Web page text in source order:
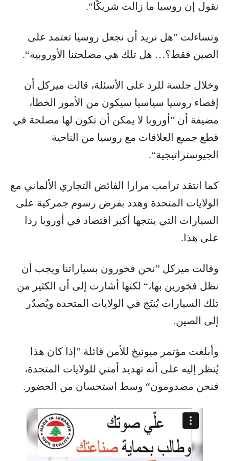
نقول إن روسيا ما زالت شريكًا“.
وتساءلت ”هل نريد أن نجعل روسيا تعتمد على
الصين فقط؟… هل تلك هي مصلحتنا الأوروبية“.
وخلال جلسة للرد على الأسئلة، قالت ميركل أن
إقصاء روسيا سياسيا سيكون من الأمور الخطأ،
مضيفة أن ”أوروبا لا يمكن أن تكون لها مصلحة في
قطع جميع العلاقات مع روسيا من الناحية
الجيوستراتيجية“.
كما انتقد ترامب مرارا الفائض التجاري الألماني مع
الولايات المتحدة وهدد بفرض رسوم جمركية على
السيارات التي ينتجها أكبر اقتصاد في أوروبا ردا
على هذا.
وقالت ميركل ”نحن فخورون بسياراتنا ويجب أن
نظل فخورين بها،“ لكنها أشارت إلى أن الكثير من
تلك السيارات يُنتَج في الولايات المتحدة ويُصدّر
إلى الصين.
وأبلغت مؤتمر ميونيخ للأمن قائلة ”إذا كان هذا
يُنظر إليه على أنه تهديد أمني للولايات المتحدة،
فنحن مصدومون“ وسط استحسان من الحضور.